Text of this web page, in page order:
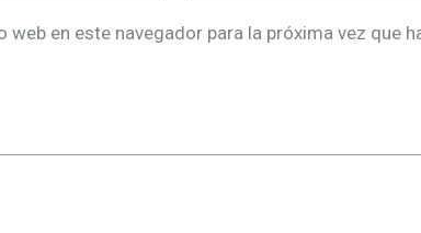
en este navegador para la próxima vez que